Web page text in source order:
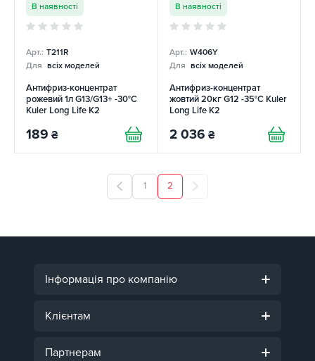
В наявності
Арт.: T211R
Для всіх моделей
Антифриз-концентрат
рожевий 1л G13/G13+ -30°C
Kuler Long Life K2
189 ₴
В наявності
Арт.: W406Y
Для всіх моделей
Антифриз-концентрат
жовтий 20кг G12 -35°C Kuler
Long Life K2
2 036 ₴
1 2
Інформація про компанію
Клієнтам
Партнерам